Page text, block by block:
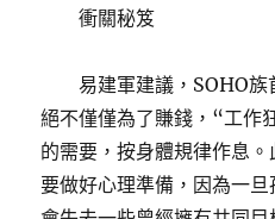
衝關秘笈
易建軍建議，SOHO族
絕不僅僅為了賺錢，“工作
的需要，按身體規律作息
要做好心理準備，因為一